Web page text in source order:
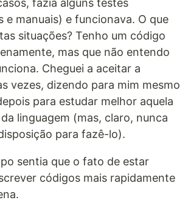
fazia alguns testes
e manuais) e funcionava. O que
situações? Tenho um código
mas que não entendo
Cheguei a aceitar a
vezes, dizendo para mim mesmo
para estudar melhor aquela
linguagem (mas, claro, nunca
para fazê-lo).
sentia que o fato de estar
códigos mais rapidamente